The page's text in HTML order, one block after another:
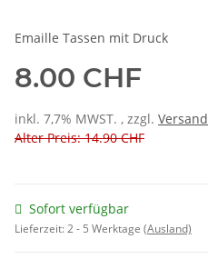
Emaille Tassen mit Druck
8.00 CHF
inkl. 7,7% MWST. , zzgl. Versand
Alter Preis: 14.90 CHF
Sofort verfügbar
Lieferzeit:2 - 5 Werktage (Ausland)